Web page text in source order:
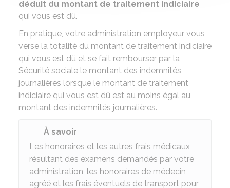
déduit du montant de traitement indiciaire
qui vous est dû.
En pratique, votre administration employeur vous
verse la totalité du montant de traitement indiciaire
qui vous est dû et se fait rembourser par la
Sécurité sociale le montant des indemnités
journalières lorsque le montant de traitement
indiciaire qui vous est dû est au moins égal au
montant des indemnités journalières.
À savoir
Les honoraires et les autres frais médicaux
résultant des examens demandés par votre
administration, les honoraires de médecin
agréé et les frais éventuels de transport pour